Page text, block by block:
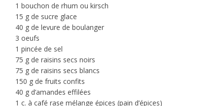
1 bouchon de rhum ou kirsch
15 g de sucre glace
40 g de levure de boulanger
3 oeufs
1 pincée de sel
75 g de raisins secs noirs
75 g de raisins secs blancs
150 g de fruits confits
40 g d’amandes effilées
1 c. à café rase mélange épices (pain d’épices)